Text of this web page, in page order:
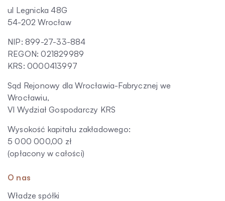
ul Legnicka 48G
54-202 Wrocław
NIP: 899-27-33-884
REGON: 021829989
KRS: 0000413997
Sąd Rejonowy dla Wrocławia-Fabrycznej we
Wrocławiu,
VI Wydział Gospodarczy KRS
Wysokość kapitału zakładowego:
5 000 000,00 zł
(opłacony w całości)
O nas
Władze spółki